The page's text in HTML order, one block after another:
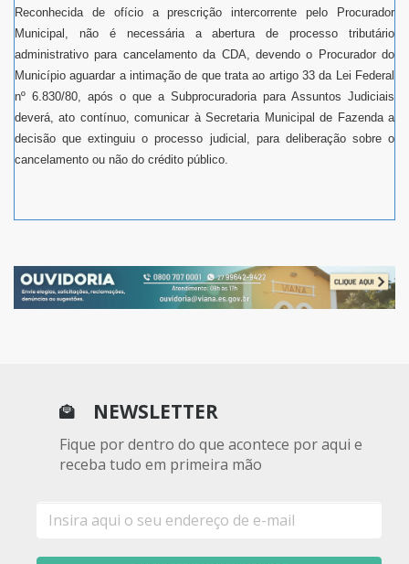
Reconhecida de ofício a prescrição intercorrente pelo Procurador
Municipal, não é necessária a abertura de processo tributário
administrativo para cancelamento da CDA, devendo o Procurador do
Município aguardar a intimação de que trata ao artigo 33 da Lei Federal
nº 6.830/80, após o que a Subprocuradoria para Assuntos Judiciais
deverá, ato contínuo, comunicar à Secretaria Municipal de Fazenda a
decisão que extinguiu o processo judicial, para deliberação sobre o
cancelamento ou não do crédito público.
NEWSLETTER
Fique por dentro do que acontece por aqui e
receba tudo em primeira mão
mail